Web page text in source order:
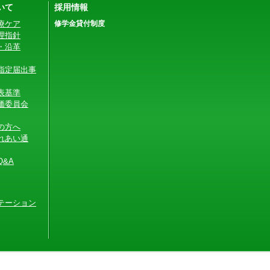
て
ケア
指針
沿革
定届出事
基準
委員会
方へ
あい通
ーション
採用情報
修学金貸付制度